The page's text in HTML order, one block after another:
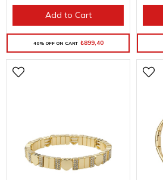
40% OFF ON CART ₺899,40
Add to Cart